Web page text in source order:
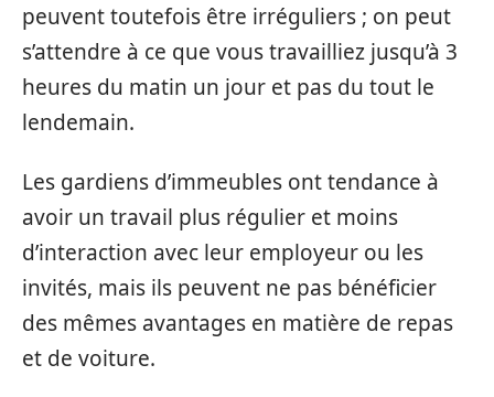
peuvent toutefois être irréguliers ; on peut
s’attendre à ce que vous travailliez jusqu’à 3
heures du matin un jour et pas du tout le
lendemain.
Les gardiens d’immeubles ont tendance à
avoir un travail plus régulier et moins
d’interaction avec leur employeur ou les
invités, mais ils peuvent ne pas bénéficier
des mêmes avantages en matière de repas
et de voiture.